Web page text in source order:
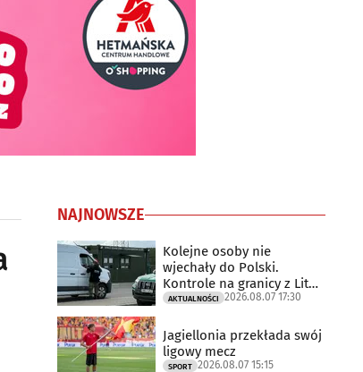
NAJNOWSZE
Kolejne osoby nie
wjechały do Polski.
Kontrole na granicy z Litwą
trwają
AKTUALNOŚCI 2026.08.07 17:30
Jagiellonia przekłada swój
ligowy mecz
SPORT 2026.08.07 15:15